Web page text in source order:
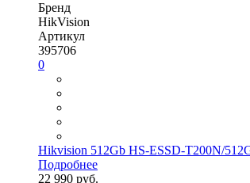
Бренд
HikVision
Артикул
395706
0
Hikvision 512Gb HS-ESSD-T200N/
Подробнее
22 990 руб.